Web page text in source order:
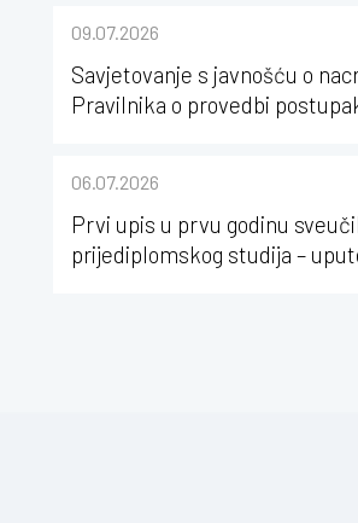
09.07.2026
Savjetovanje s javnošću o
Pravilnika o provedbi
Strossmayera u Osijeku
06.07.2026
Prvi upis u prvu godinu
prijediplomskog studija –